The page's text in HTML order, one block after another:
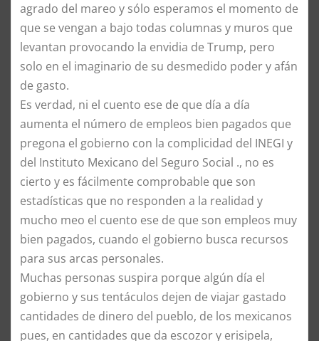
agrado del mareo y sólo esperamos el momento de
que se vengan a bajo todas columnas y muros que
levantan provocando la envidia de Trump, pero
solo en el imaginario de su desmedido poder y afán
de gasto.
Es verdad, ni el cuento ese de que día a día
aumenta el número de empleos bien pagados que
pregona el gobierno con la complicidad del INEGI y
del Instituto Mexicano del Seguro Social ., no es
cierto y es fácilmente comprobable que son
estadísticas que no responden a la realidad y
mucho meo el cuento ese de que son empleos muy
bien pagados, cuando el gobierno busca recursos
para sus arcas personales.
Muchas personas suspira porque algún día el
gobierno y sus tentáculos dejen de viajar gastado
cantidades de dinero del pueblo, de los mexicanos
pues, en cantidades que da escozor y erisipela,